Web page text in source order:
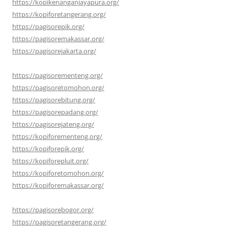
https://kopiforetangerang.org/
https://pagisorepik.org/
https://pagisoremakassar.org/
https://pagisorejakarta.org/
https://pagisorementeng.org/
https://pagisoretomohon.org/
https://pagisorebitung.org/
https://pagisorepadang.org/
https://pagisorejateng.org/
https://kopiforementeng.org/
https://kopiforepik.org/
https://kopiforepluit.org/
https://kopiforetomohon.org/
https://kopiforemakassar.org/
https://pagisorebogor.org/
https://pagisoretangerang.org/